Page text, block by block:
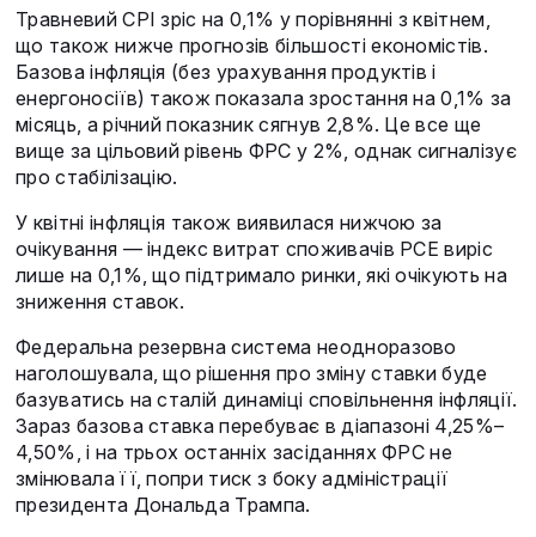
Травневий CPI зріс на 0,1% у порівнянні з квітнем,
що також нижче прогнозів більшості економістів.
Базова інфляція (без урахування продуктів і
енергоносіїв) також показала зростання на 0,1% за
місяць, а річний показник сягнув 2,8%. Це все ще
вище за цільовий рівень ФРС у 2%, однак сигналізує
про стабілізацію.
У квітні інфляція також виявилася нижчою за
очікування — індекс витрат споживачів PCE виріс
лише на 0,1%, що підтримало ринки, які очікують на
зниження ставок.
Федеральна резервна система неодноразово
наголошувала, що рішення про зміну ставки буде
базуватись на сталій динаміці сповільнення інфляції.
Зараз базова ставка перебуває в діапазоні 4,25%–
4,50%, і на трьох останніх засіданнях ФРС не
змінювала її, попри тиск з боку адміністрації
президента Дональда Трампа.